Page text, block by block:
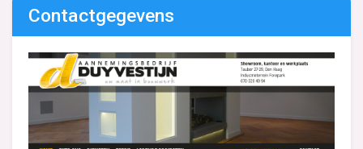
Contactgegevens